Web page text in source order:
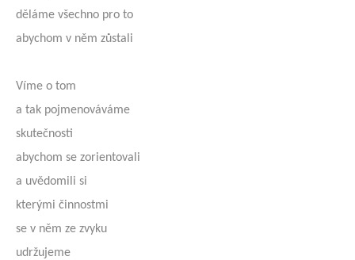
děláme všechno pro to
abychom v něm zůstali
Víme o tom
a tak pojmenováváme
skutečnosti
abychom se zorientovali
a uvědomili si
kterými činnostmi
se v něm ze zvyku
udržujeme